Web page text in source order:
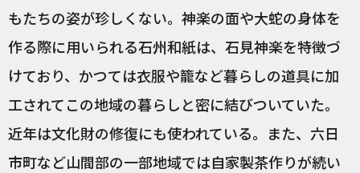
もたちの姿が珍しくない。神楽の面や大蛇の身体を
作る際に用いられる石州和紙は、石見神楽を特徴づ
けており、かつては衣服や籠など暮らしの道具に加
工されてこの地域の暮らしと密に結びついていた。
近年は文化財の修復にも使われている。また、六日
市町など山間部の一部地域では自家製茶作りが続い